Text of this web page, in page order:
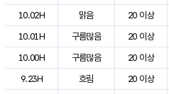
10.02H
맑음 20 이상
10.01H
구름많음 20 이상
10.00H
구름많음 20 이상
9.23H
흐림 20 이상